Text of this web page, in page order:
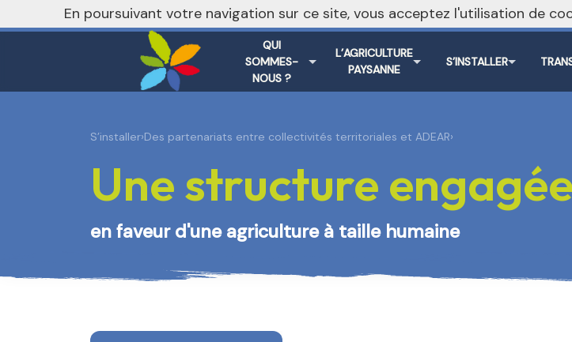
QUI
SOMMES-
NOUS ?
L’AGRICULTURE
PAYSANNE
S’INSTALLER
nivo_2026: 1
S’installer›Des partenariats entre collectivités territoriales et ADEAR›
Une structure
en faveur d'une agriculture à taille humaine
En poursuivant votre navigation sur ce site, vous acceptez l'utilisation de